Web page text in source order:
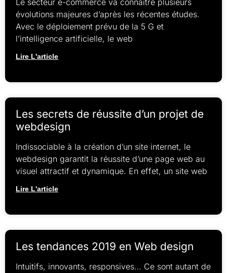
Le secteur e-commerce va connaître plusieurs
évolutions majeures d’après les récentes études.
Avec le déploiement prévu de la 5 G et
l’intelligence artificielle, le web
Lire L'article
Les secrets de réussite d’un projet de
webdesign
Indissociable à la création d’un site internet, le
webdesign garantit la réussite d’une page web au
visuel attractif et dynamique. En effet, un site web
Lire L'article
Les tendances 2019 en Web design
Intuitifs, innovants, responsives… Ce sont autant de